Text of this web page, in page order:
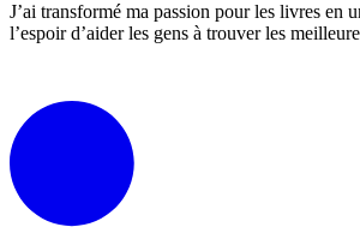
J’ai transformé ma passion pour les livres en
l’espoir d’aider les gens à trouver les